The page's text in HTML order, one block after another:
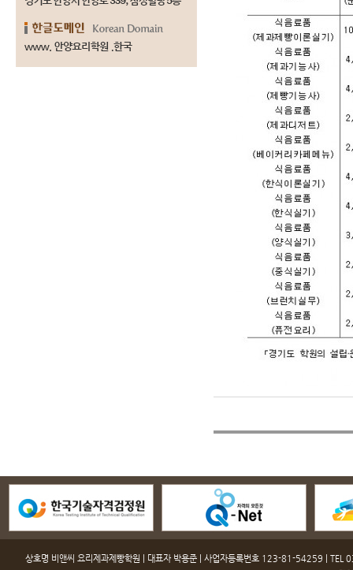
상호명 비앤씨 요리제과제빵학원 | 대표자 박용준 | 사업자등록번호 123-81-54259 |